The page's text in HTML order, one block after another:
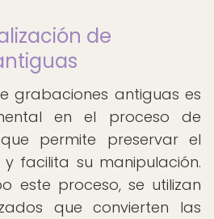
de
grabaciones antiguas es
en el proceso de
permite preservar el
facilita su manipulación.
este proceso, se utilizan
que convierten las